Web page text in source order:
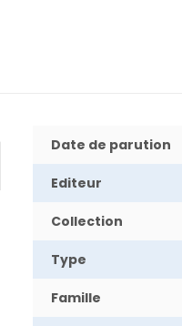
Date de parution
Editeur
Collection
Type
Famille